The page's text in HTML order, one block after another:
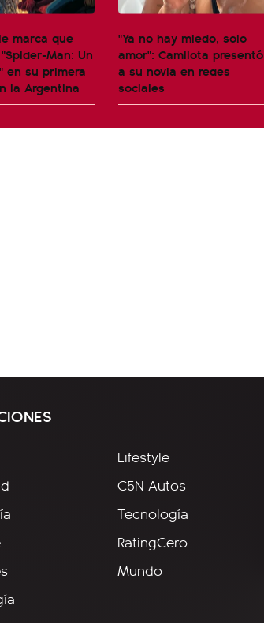
marca que
Man: Un
en su primera
la Argentina
"Ya no hay miedo, solo
amor": Camilota presentó
a su novia en redes
sociales
Lifestyle
C5N Autos
Tecnología
RatingCero
Mundo